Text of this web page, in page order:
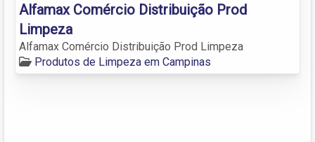
Alfamax Comércio Distribuição Prod
Limpeza
Alfamax Comércio Distribuição Prod Limpeza
Produtos de Limpeza em Campinas